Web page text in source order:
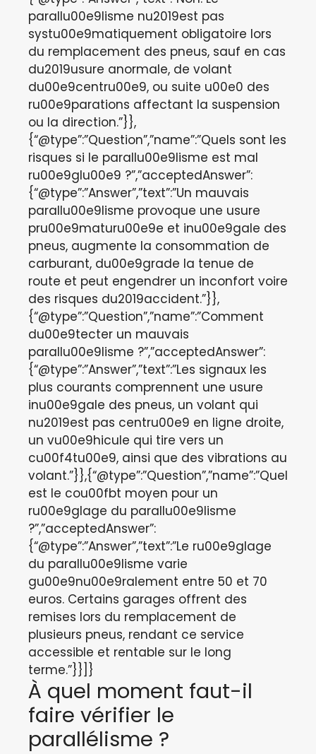
parallu00e9lisme nu2019est pas
systu00e9matiquement obligatoire lors
du remplacement des pneus, sauf en cas
du2019usure anormale, de volant
du00e9centru00e9, ou suite u00e0 des
ru00e9parations affectant la suspension
ou la direction.”}},
{“@type”:”Question”,”name”:”Quels sont les
risques si le parallu00e9lisme est mal
ru00e9glu00e9 ?”,”acceptedAnswer”:
{“@type”:”Answer”,”text”:”Un mauvais
parallu00e9lisme provoque une usure
pru00e9maturu00e9e et inu00e9gale des
pneus, augmente la consommation de
carburant, du00e9grade la tenue de
route et peut engendrer un inconfort voire
des risques du2019accident.”}},
{“@type”:”Question”,”name”:”Comment
du00e9tecter un mauvais
parallu00e9lisme ?”,”acceptedAnswer”:
{“@type”:”Answer”,”text”:”Les signaux les
plus courants comprennent une usure
inu00e9gale des pneus, un volant qui
nu2019est pas centru00e9 en ligne droite,
un vu00e9hicule qui tire vers un
cu00f4tu00e9, ainsi que des vibrations au
volant.”}},{“@type”:”Question”,”name”:”Quel
est le cou00fbt moyen pour un
ru00e9glage du parallu00e9lisme
?”,”acceptedAnswer”:
{“@type”:”Answer”,”text”:”Le ru00e9glage
du parallu00e9lisme varie
gu00e9nu00e9ralement entre 50 et 70
euros. Certains garages offrent des
remises lors du remplacement de
plusieurs pneus, rendant ce service
accessible et rentable sur le long
terme.”}}]}
À quel moment faut-il
faire vérifier le
parallélisme ?